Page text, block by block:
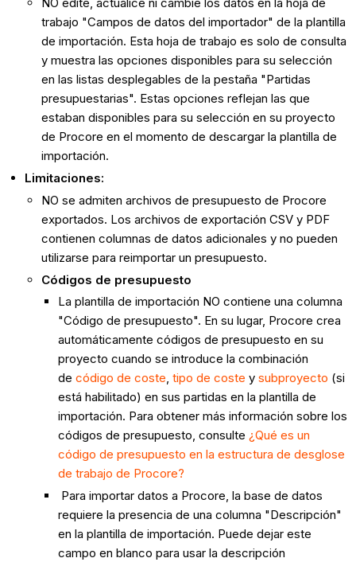
NO edite, actualice ni cambie los datos en la hoja de
trabajo "Campos de datos del importador" de la plantilla
de importación. Esta hoja de trabajo es solo de consulta
y muestra las opciones disponibles para su selección
en las listas desplegables de la pestaña "Partidas
presupuestarias". Estas opciones reflejan las que
estaban disponibles para su selección en su proyecto
de Procore en el momento de descargar la plantilla de
importación.
Limitaciones:
NO se admiten archivos de presupuesto de Procore
exportados. Los archivos de exportación CSV y PDF
contienen columnas de datos adicionales y no pueden
utilizarse para reimportar un presupuesto.
Códigos de presupuesto
La plantilla de importación NO contiene una columna
"Código de presupuesto". En su lugar, Procore crea
automáticamente códigos de presupuesto en su
proyecto cuando se introduce la combinación
decódigo de coste,tipo de coste ysubproyecto (si
está habilitado) en sus partidas en la plantilla de
importación. Para obtener más información sobre los
códigos de presupuesto, consulte¿Qué es un
código de presupuesto en la estructura de desglose
de trabajo de Procore?
Para importar datos a Procore, la base de datos
requiere la presencia de una columna "Descripción"
en la plantilla de importación. Puede dejar este
campo en blanco para usar la descripción